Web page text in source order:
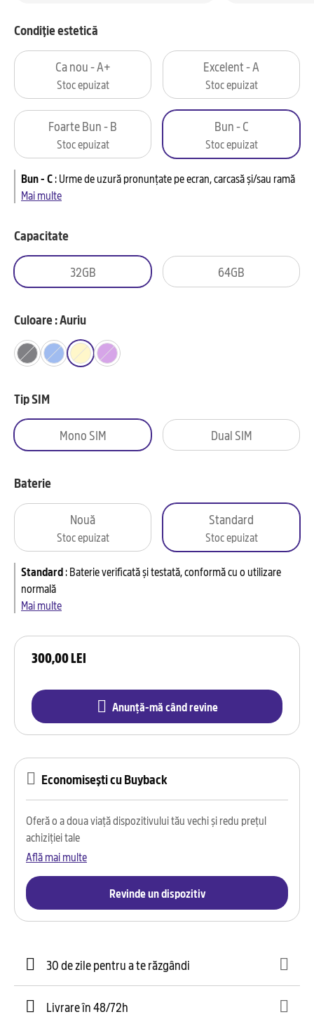
300,00 LEI
Anunță-mă când revine
Condiție estetică
Ca nou - A+
Stoc epuizat
Excelent - A
Stoc epuizat
Foarte Bun - B
Stoc epuizat
Bun - C
Stoc epuizat
Bun - C:Urme de uzură pronunțate pe ecran, carcasă și/sau ramă
Mai multe
Capacitate
32GB 64GB
Culoare : Auriu
Tip SIM
Mono SIM Dual SIM
Baterie
Nouă
Stoc epuizat
Standard
Stoc epuizat
Standard:Baterie verificată și testată, conformă cu o utilizare
normală
Mai multe
Economisești cu Buyback
Oferă o a doua viață dispozitivului tău vechi și redu prețul
achiziției tale
Află mai multe
Revinde un dispozitiv
30 de zile pentru a te răzgândi
Livrare în 48/72h